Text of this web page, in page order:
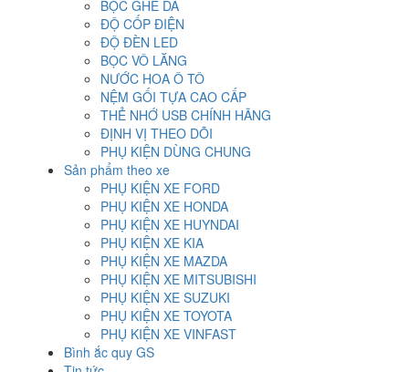
BỌC GHẾ DA
ĐỘ CỐP ĐIỆN
ĐỘ ĐÈN LED
BỌC VÔ LĂNG
NƯỚC HOA Ô TÔ
NỆM GỐI TỰA CAO CẤP
THẺ NHỚ USB CHÍNH HÃNG
ĐỊNH VỊ THEO DÕI
PHỤ KIỆN DÙNG CHUNG
Sản phẩm theo xe
PHỤ KIỆN XE FORD
PHỤ KIỆN XE HONDA
PHỤ KIỆN XE HUYNDAI
PHỤ KIỆN XE KIA
PHỤ KIỆN XE MAZDA
PHỤ KIỆN XE MITSUBISHI
PHỤ KIỆN XE SUZUKI
PHỤ KIỆN XE TOYOTA
PHỤ KIỆN XE VINFAST
Bình ắc quy GS